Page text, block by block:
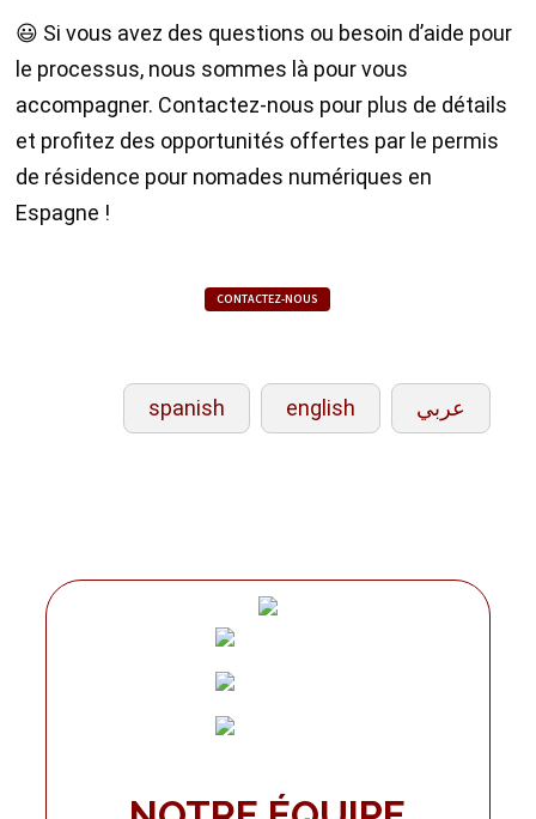
😃 Si vous avez des questions ou besoin d’aide pour
le processus, nous sommes là pour vous
accompagner. Contactez-nous pour plus de détails
et profitez des opportunités offertes par le permis
de résidence pour nomades numériques en
Espagne !
CONTACTEZ-NOUS
spanish english عربي